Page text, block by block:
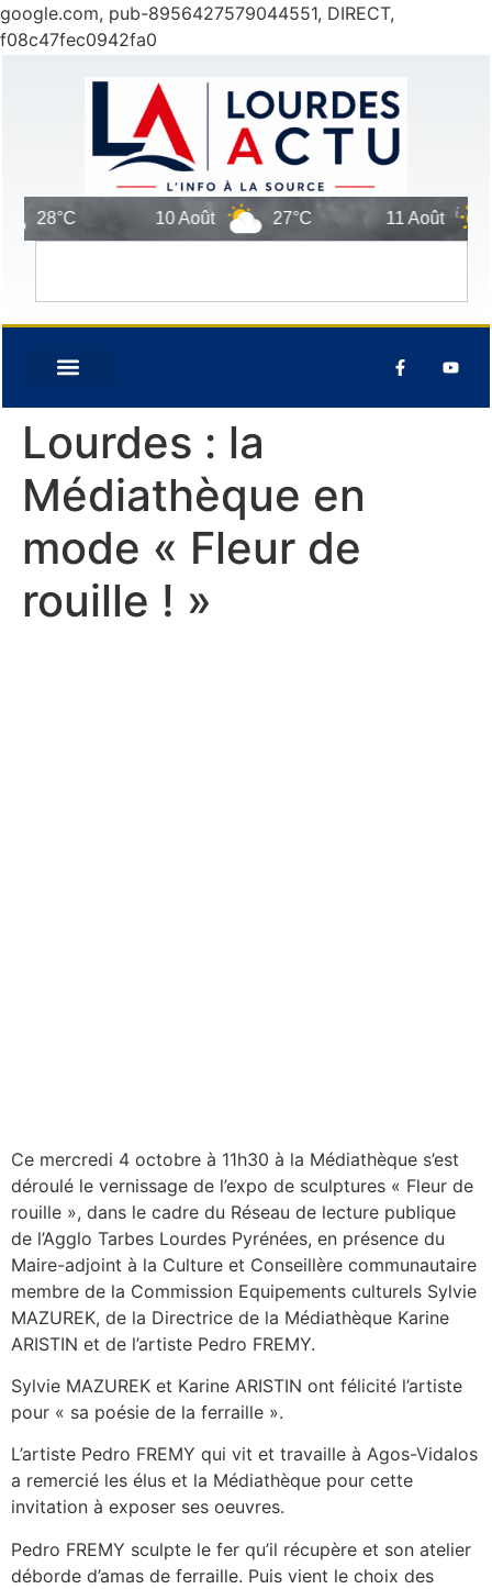
google.com, pub-8956427579044551, DIRECT,
f08c47fec0942fa0
10 Août 27°C 11 Août 33°C
Lourdes : la
Médiathèque en
mode « Fleur de
rouille ! »
Ce mercredi 4 octobre à 11h30 à la Médiathèque s’est
déroulé le vernissage de l’expo de sculptures « Fleur de
rouille », dans le cadre du Réseau de lecture publique
de l’Agglo Tarbes Lourdes Pyrénées, en présence du
Maire-adjoint à la Culture et Conseillère communautaire
membre de la Commission Equipements culturels Sylvie
MAZUREK, de la Directrice de la Médiathèque Karine
ARISTIN et de l’artiste Pedro FREMY.
Sylvie MAZUREK et Karine ARISTIN ont félicité l’artiste
pour « sa poésie de la ferraille ».
L’artiste Pedro FREMY qui vit et travaille à Agos-Vidalos
a remercié les élus et la Médiathèque pour cette
invitation à exposer ses oeuvres.
Pedro FREMY sculpte le fer qu’il récupère et son atelier
déborde d’amas de ferraille. Puis vient le choix des